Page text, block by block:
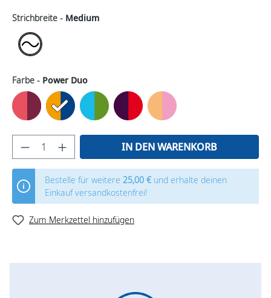
Strichbreite - Medium
Farbe - Power Duo
IN DEN WARENKORB
Bestelle für weitere 25,00 €und erhalte deinen
Einkauf versandkostenfrei!
Zum Merkzettel hinzufügen